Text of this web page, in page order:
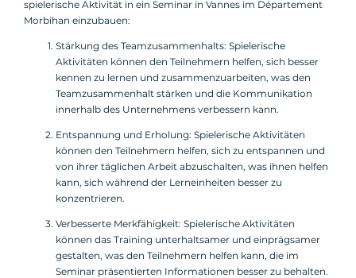
spielerische Aktivität in ein Seminar in Vannes im Département
Morbihan einzubauen:
Stärkung des Teamzusammenhalts: Spielerische
Aktivitäten können den Teilnehmern helfen, sich besser
kennen zu lernen und zusammenzuarbeiten, was den
Teamzusammenhalt stärken und die Kommunikation
innerhalb des Unternehmens verbessern kann.
Entspannung und Erholung: Spielerische Aktivitäten
können den Teilnehmern helfen, sich zu entspannen und
von ihrer täglichen Arbeit abzuschalten, was ihnen helfen
kann, sich während der Lerneinheiten besser zu
konzentrieren.
Verbesserte Merkfähigkeit: Spielerische Aktivitäten
können das Training unterhaltsamer und einprägsamer
gestalten, was den Teilnehmern helfen kann, die im
Seminar präsentierten Informationen besser zu behalten.